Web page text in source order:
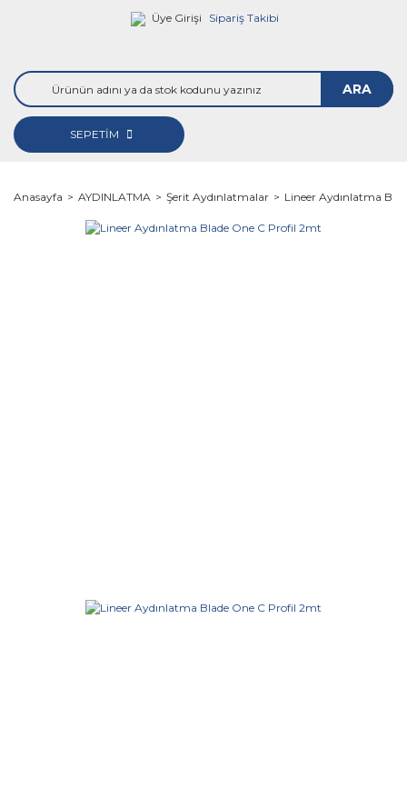
Üye Girişi Sipariş Takibi
ARA
SEPETİM
Anasayfa AYDINLATMA Şerit Aydınlatmalar Lineer Aydınlatma